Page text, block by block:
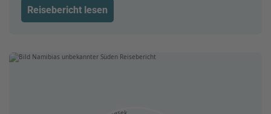
Reisebericht lesen